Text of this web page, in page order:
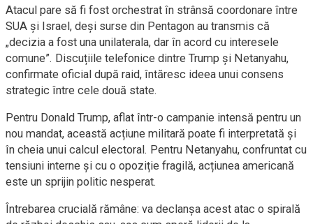
Atacul pare să fi fost orchestrat în strânsă coordonare între
SUA și Israel, deși surse din Pentagon au transmis că
„decizia a fost una unilaterala, dar în acord cu interesele
comune”. Discuțiile telefonice dintre Trump și Netanyahu,
confirmate oficial după raid, întăresc ideea unui consens
strategic între cele două state.
Pentru Donald Trump, aflat într-o campanie intensă pentru un
nou mandat, această acțiune militară poate fi interpretată și
în cheia unui calcul electoral. Pentru Netanyahu, confruntat cu
tensiuni interne și cu o opoziție fragilă, acțiunea americană
este un sprijin politic nesperat.
Întrebarea crucială rămâne: va declanșa acest atac o spirală